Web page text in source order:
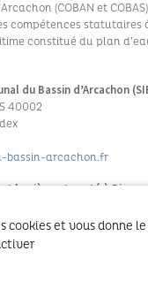
(COBAN et
compétences statutaires
constitué du plan
du Bassin d’Arcachon
40002
bassin-arcachon.fr
hygiène et santé à
cookies et vous donne